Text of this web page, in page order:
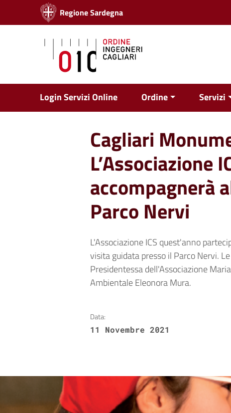
Vai ai contenuti
Vai al menu di navigazione
Regione Sardegna
Login Servizi Online Ordine Servizi
Cagliari
L’Associazione
accompagnerà
Parco Nervi
L'Associazione ICS quest'anno
visita guidata presso il Parco Nervi.
Presidentessa dell'Associazione
Ambientale Eleonora Mura.
Data:
11 Novembre 2021